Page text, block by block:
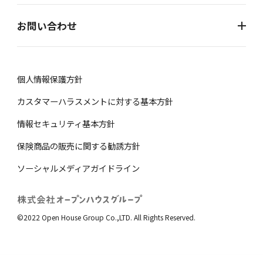
お問い合わせ
個⼈情報保護⽅針
カスタマーハラスメントに対する基本方針
情報セキュリティ基本方針
保険商品の販売に関する勧誘⽅針
ソーシャルメディアガイドライン
©2022 Open House Group Co.,LTD. All Rights Reserved.